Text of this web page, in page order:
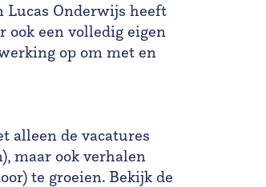
Onderwijs heeft
ook een volledig eigen
op om met en
alleen de vacatures
maar ook verhalen
te groeien. Bekijk de